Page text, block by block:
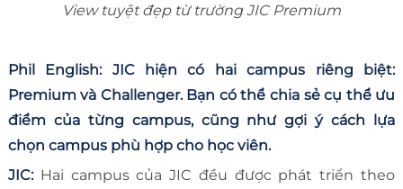
View tuyệt đẹp từ trường JIC Premium
Phil English: JIC hiện có hai campus riêng biệt:
Premium và Challenger. Bạn có thể chia sẻ cụ thể ưu
điểm của từng campus, cũng như gợi ý cách lựa
chọn campus phù hợp cho học viên.
JIC: Hai campus của JIC đều được phát triển theo